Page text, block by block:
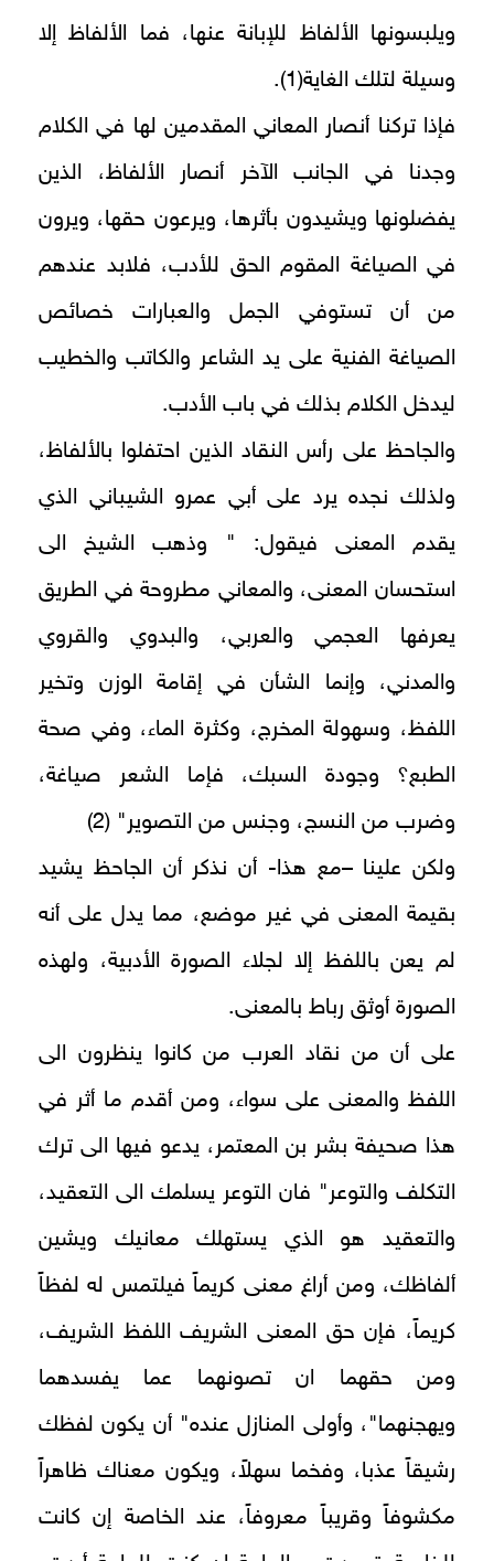
ويلبسونها الألفاظ للإبانة عنها، فما الألفاظ إلا
وسيلة لتلك الغاية(1).
فإذا تركنا أنصار المعاني المقدمين لها في الكلام
وجدنا في الجانب الآخر أنصار الألفاظ، الذين
يفضلونها ويشيدون بأثرها، ويرعون حقها، ويرون
في الصياغة المقوم الحق للأدب، فلابد عندهم
من أن تستوفي الجمل والعبارات خصائص
الصياغة الفنية على يد الشاعر والكاتب والخطيب
ليدخل الكلام بذلك في باب الأدب.
والجاحظ على رأس النقاد الذين احتفلوا بالألفاظ،
ولذلك نجده يرد على أبي عمرو الشيباني الذي
يقدم المعنى فيقول: " وذهب الشيخ الى
استحسان المعنى، والمعاني مطروحة في الطريق
يعرفها العجمي والعربي، والبدوي والقروي
والمدني، وإنما الشأن في إقامة الوزن وتخير
اللفظ، وسهولة المخرج، وكثرة الماء، وفي صحة
الطبع؟ وجودة السبك، فإما الشعر صياغة،
وضرب من النسج، وجنس من التصوير" (2)
ولكن علينا –مع هذا- أن نذكر أن الجاحظ يشيد
بقيمة المعنى في غير موضع، مما يدل على أنه
لم يعن باللفظ إلا لجلاء الصورة الأدبية، ولهذه
الصورة أوثق رباط بالمعنى.
على أن من نقاد العرب من كانوا ينظرون الى
اللفظ والمعنى على سواء، ومن أقدم ما أثر في
هذا صحيفة بشر بن المعتمر، يدعو فيها الى ترك
التكلف والتوعر" فان التوعر يسلمك الى التعقيد،
والتعقيد هو الذي يستهلك معانيك ويشين
ألفاظك، ومن أراغ معنى كريماً فيلتمس له لفظاً
كريماً، فإن حق المعنى الشريف اللفظ الشريف،
ومن حقهما ان تصونهما عما يفسدهما
ويهجنهما"، وأولى المنازل عنده" أن يكون لفظك
رشيقاً عذبا، وفخما سهلاً، ويكون معناك ظاهراً
مكشوفاً وقريباً معروفاً، عند الخاصة إن كانت